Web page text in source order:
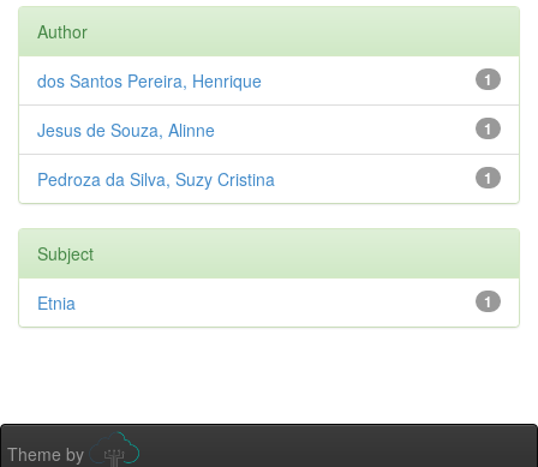
Author
1
dos Santos Pereira, Henrique
1
Jesus de Souza, Alinne
1
Pedroza da Silva, Suzy Cristina
Subject
1
Etnia
Theme by